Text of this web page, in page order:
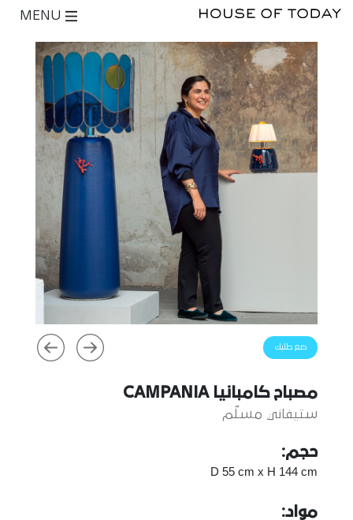
ضع طلبك
مصباح كامبانيا CAMPANIA
ستيفاني مسلّم
حجم:
D 55 cm x H 144 cm
مواد: